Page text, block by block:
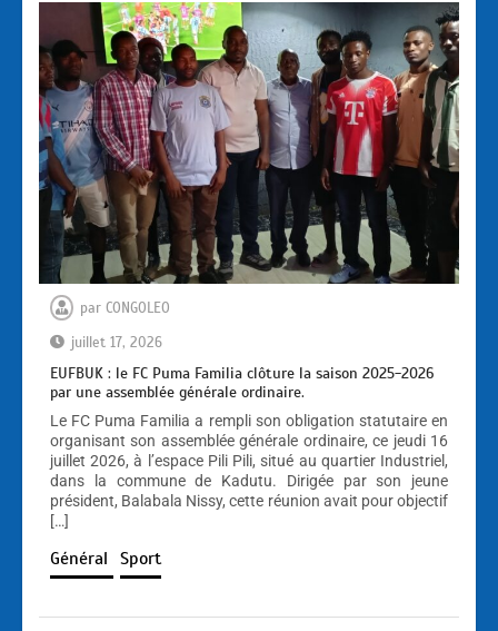
par CONGOLEO
juillet 17, 2026
EUFBUK : le FC Puma Familia clôture la saison 2025-2026
par une assemblée générale ordinaire.
Le FC Puma Familia a rempli son obligation statutaire en
organisant son assemblée générale ordinaire, ce jeudi 16
juillet 2026, à l’espace Pili Pili, situé au quartier Industriel,
dans la commune de Kadutu. Dirigée par son jeune
président, Balabala Nissy, cette réunion avait pour objectif
[…]
Général Sport